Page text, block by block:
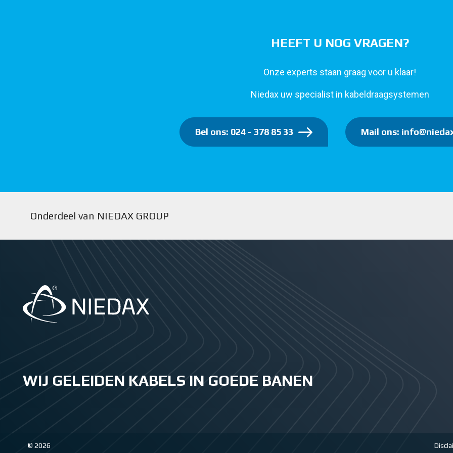
HEEFT U NOG VRAGEN?
Onze experts staan graag voor u klaar!
Niedax uw specialist in kabeldraagsystemen
Bel ons: 024 - 378 85 33 Mail ons:
Onderdeel van NIEDAX GROUP
WIJ GELEIDEN KABELS IN GOEDE BANEN
© 2026